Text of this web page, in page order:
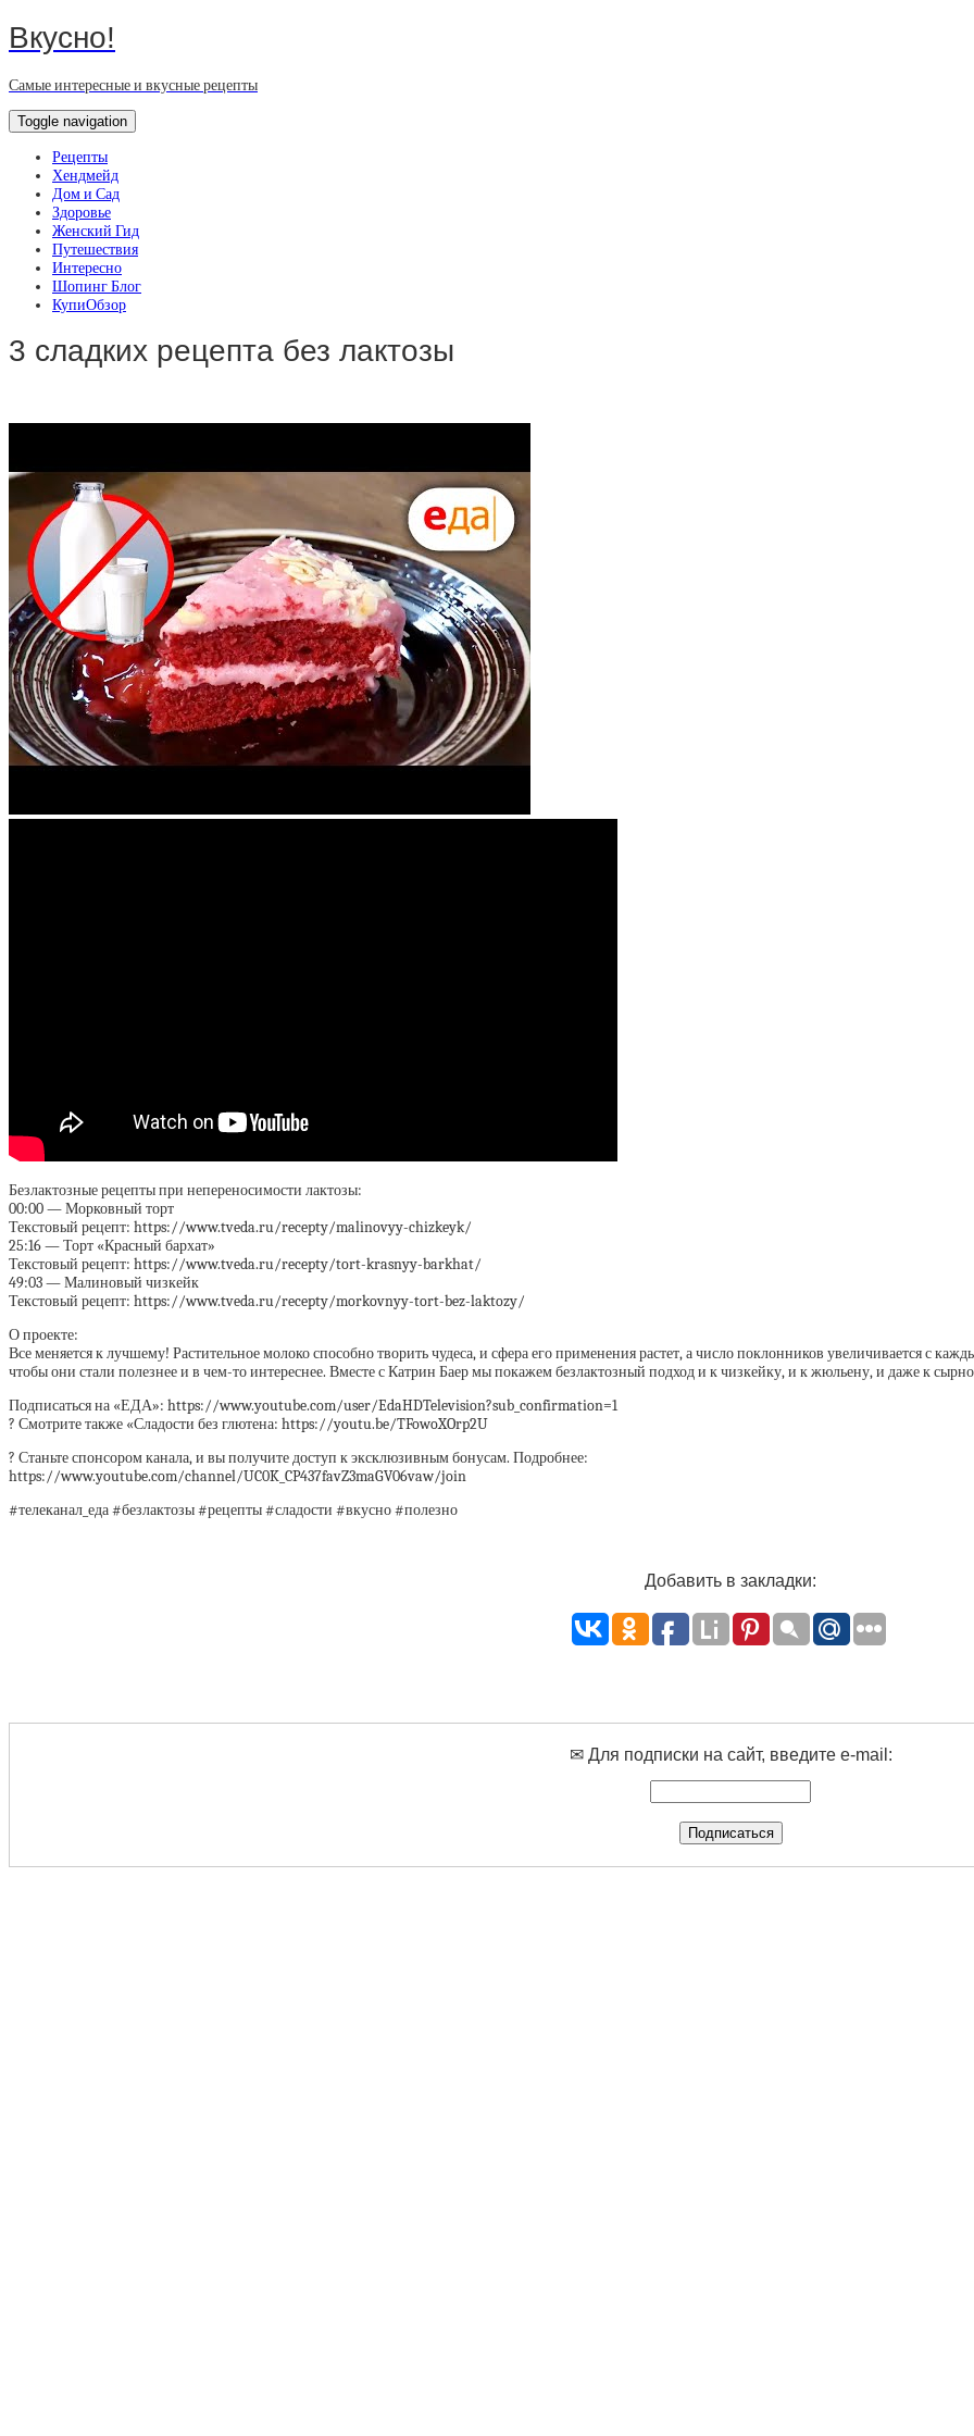
Вкусно!
Самые интересные и вкусные рецепты
Toggle navigation
Рецепты
Хендмейд
Дом и Сад
Здоровье
Женский Гид
Путешествия
Интересно
Шопинг Блог
КупиОбзор
3 сладких рецепта без лактозы
Безлактозные рецепты при непереносимости лактозы:
00:00 — Морковный торт
Текстовый рецепт: https://www.tveda.ru/recepty/malinovyy-chizkeyk/
25:16 — Торт «Красный бархат»
Текстовый рецепт: https://www.tveda.ru/recepty/tort-krasnyy-barkhat/
49:03 — Малиновый чизкейк
Текстовый рецепт: https://www.tveda.ru/recepty/morkovnyy-tort-bez-laktozy/
О проекте:
Все меняется к лучшему! Растительное молоко способно творить чудеса, и сфера его применения растет, а число поклонников увеличивается с
чтобы они стали полезнее и в чем-то интереснее. Вместе с Катрин Баер мы покажем безлактозный подход и к чизкейку, и к жюльену, и даже к
Подписаться на «ЕДА»: https://www.youtube.com/user/EdaHDTelevision?sub_confirmation=1
?️ Смотрите также «Сладости без глютена: https://youtu.be/TFowoXOrp2U
? Станьте спонсором канала, и вы получите доступ к эксклюзивным бонусам. Подробнее:
https://www.youtube.com/channel/UC0K_CP437favZ3maGV06vaw/join
#телеканал_еда #безлактозы #рецепты #сладости #вкусно #полезно
Добавить в закладки:
✉ Для подписки на сайт, введите e-mail: